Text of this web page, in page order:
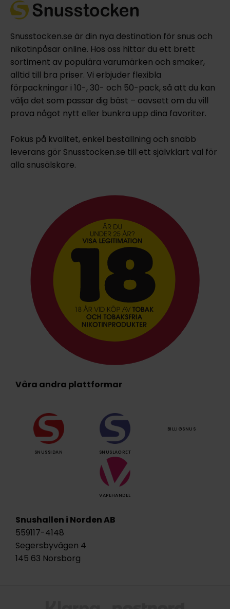
Snusstocken.se är din nya destination för snus och
nikotinpåsar online. Hos oss hittar du ett brett
sortiment av populära varumärken och smaker,
alltid till bra priser. Vi erbjuder flexibla
förpackningar i 10-, 30- och 50-pack, så att du kan
välja det som passar dig bäst – oavsett om du vill
prova något nytt eller bunkra upp dina favoriter.
Fokus på kvalitet, enkel beställning och snabb
leverans gör Snusstocken.se till ett självklart val för
alla snusälskare.
Våra andra plattformar
SNUSSIDAN SNUSLAGRET
BILLIGSNUS
VAPEHANDEL
Snushallen i Norden AB
559117-4148
Segersbyvägen 4
145 63 Norsborg